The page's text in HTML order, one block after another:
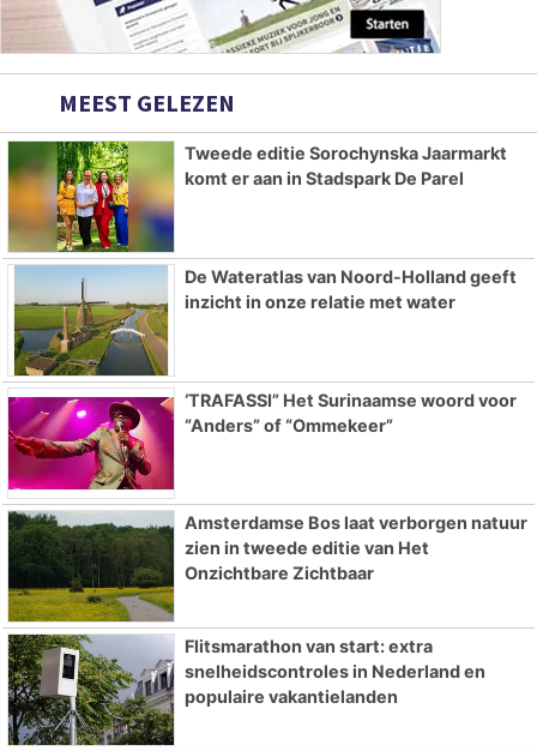
MEEST GELEZEN
Tweede editie Sorochynska Jaarmarkt
komt er aan in Stadspark De Parel
De Wateratlas van Noord-Holland geeft
inzicht in onze relatie met water
‘TRAFASSI” Het Surinaamse woord voor
“Anders” of “Ommekeer”
Amsterdamse Bos laat verborgen natuur
zien in tweede editie van Het
Onzichtbare Zichtbaar
Flitsmarathon van start: extra
snelheidscontroles in Nederland en
populaire vakantielanden